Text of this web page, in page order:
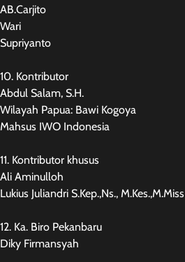
AB.Carjito
Wari
Supriyanto
10. Kontributor
Abdul Salam, S.H.
Wilayah Papua: Bawi Kogoya
Mahsus IWO Indonesia
11. Kontributor khusus
Ali Aminulloh
Lukius Juliandri S.Kep.,Ns., M.Kes.,M.Miss
12. Ka. Biro Pekanbaru
Diky Firmansyah